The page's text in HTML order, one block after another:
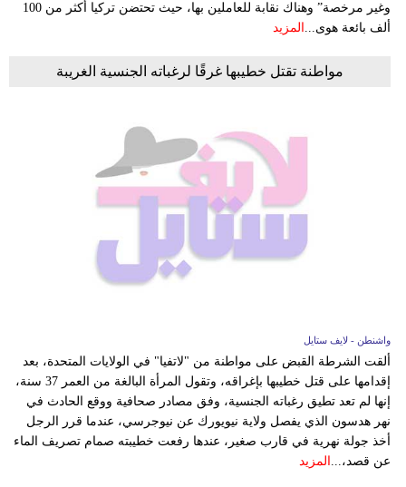
وغير مرخصة” وهناك نقابة للعاملين بها، حيث تحتضن تركيا أكثر من 100
ألف بائعة هوى... المزيد
مواطنة تقتل خطيبها غرقًا لرغباته الجنسية الغريبة
واشنطن - لايف ستايل
ألقت الشرطة القبض على مواطنة من "لاتفيا" في الولايات المتحدة، بعد
إقدامها على قتل خطيبها بإغراقه، وتقول المرأة البالغة من العمر 37 سنة،
إنها لم تعد تطيق رغباته الجنسية، وفق مصادر صحافية ووقع الحادث في
نهر هدسون الذي يفصل ولاية نيويورك عن نيوجرسي، عندما قرر الرجل
أخذ جولة نهرية في قارب صغير، عندها رفعت خطيبته صمام تصريف الماء
عن قصد،...
المزيد